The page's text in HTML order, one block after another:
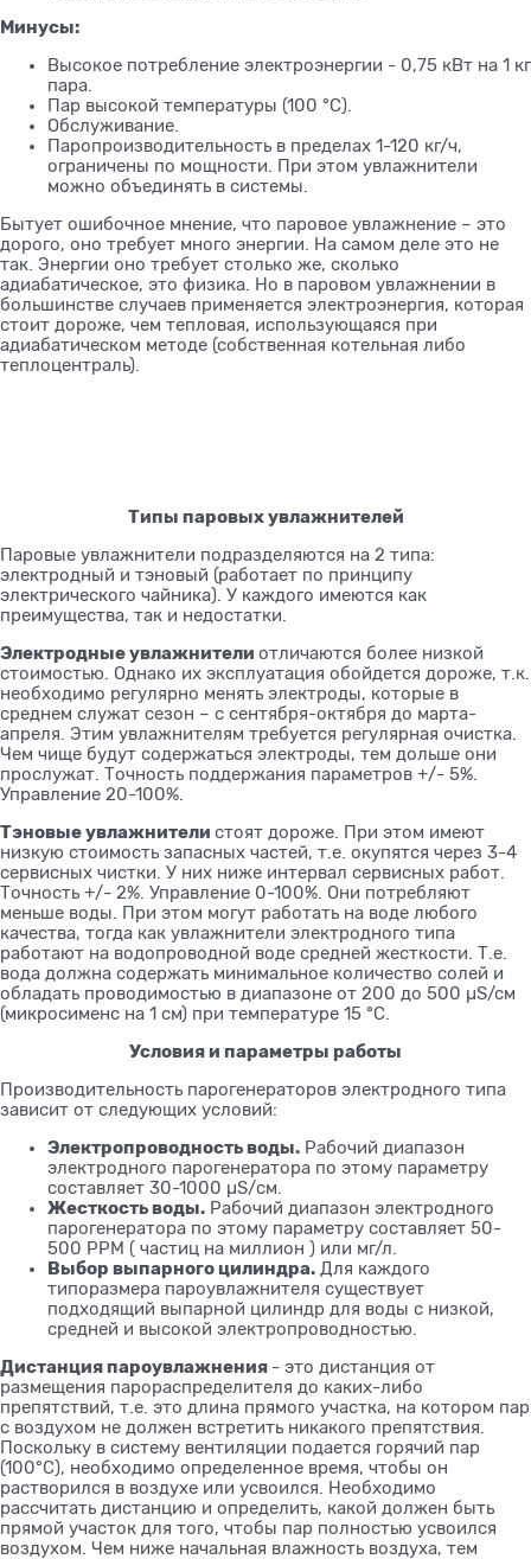
Минусы:
Высокое потребление электроэнергии - 0,75 кВт на 1 кг
пара.
Пар высокой температуры (100 °С).
Обслуживание.
Паропроизводительность в пределах 1-120 кг/ч,
ограничены по мощности. При этом увлажнители
можно объединять в системы.
Бытует ошибочное мнение, что паровое увлажнение – это
дорого, оно требует много энергии. На самом деле это не
так. Энергии оно требует столько же, сколько
адиабатическое, это физика. Но в паровом увлажнении в
большинстве случаев применяется электроэнергия, которая
стоит дороже, чем тепловая, использующаяся при
адиабатическом методе (собственная котельная либо
теплоцентраль).
Типы паровых увлажнителей
Паровые увлажнители подразделяются на 2 типа:
электродный и тэновый (работает по принципу
электрического чайника). У каждого имеются как
преимущества, так и недостатки.
Электродные увлажнители отличаются более низкой
стоимостью. Однако их эксплуатация обойдется дороже, т.к.
необходимо регулярно менять электроды, которые в
среднем служат сезон – с сентября-октября до марта-
апреля. Этим увлажнителям требуется регулярная очистка.
Чем чище будут содержаться электроды, тем дольше они
прослужат. Точность поддержания параметров +/- 5%.
Управление 20-100%.
Тэновые увлажнители стоят дороже. При этом имеют
низкую стоимость запасных частей, т.е. окупятся через 3-4
сервисных чистки. У них ниже интервал сервисных работ.
Точность +/- 2%. Управление 0-100%. Они потребляют
меньше воды. При этом могут работать на воде любого
качества, тогда как увлажнители электродного типа
работают на водопроводной воде средней жесткости. Т.е.
вода должна содержать минимальное количество солей и
обладать проводимостью в диапазоне от 200 до 500 µS/cм
(микросименс на 1 см) при температуре 15 °C.
Условия и параметры работы
Производительность парогенераторов электродного типа
зависит от следующих условий:
Электропроводность воды. Рабочий диапазон
электродного парогенератора по этому параметру
составляет 30-1000 µS/см.
Жесткость воды. Рабочий диапазон электродного
парогенератора по этому параметру составляет 50-
500 PPM ( частиц на миллион ) или мг/л.
Выбор выпарного цилиндра. Для каждого
типоразмера пароувлажнителя существует
подходящий выпарной цилиндр для воды с низкой,
средней и высокой электропроводностью.
Дистанция пароувлажнения - это дистанция от
размещения парораспределителя до каких-либо
препятствий, т.е. это длина прямого участка, на котором пар
с воздухом не должен встретить никакого препятствия.
Поскольку в систему вентиляции подается горячий пар
(100°C), необходимо определенное время, чтобы он
растворился в воздухе или усвоился. Необходимо
рассчитать дистанцию и определить, какой должен быть
прямой участок для того, чтобы пар полностью усвоился
воздухом. Чем ниже начальная влажность воздуха, тем